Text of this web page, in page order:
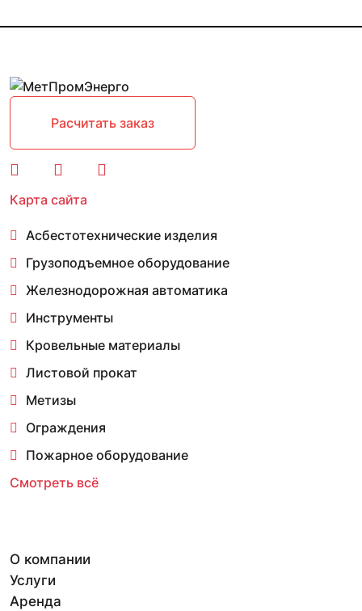
Расчитать заказ
Карта сайта
Асбестотехнические изделия
Грузоподъемное оборудование
Железнодорожная автоматика
Инструменты
Кровельные материалы
Листовой прокат
Метизы
Ограждения
Пожарное оборудование
Смотреть всё
О компании
Услуги
Аренда